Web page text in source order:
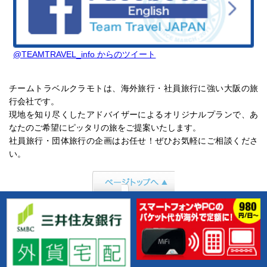
@TEAMTRAVEL_info からのツイート
チームトラベルクラモトは、海外旅行・社員旅行に強い大阪の旅
行会社です。
現地を知り尽くしたアドバイザーによるオリジナルプランで、あ
なたのご希望にピッタリの旅をご提案いたします。
社員旅行・団体旅行の企画はお任せ！ぜひお気軽にご相談くださ
い。
ページトップへ行